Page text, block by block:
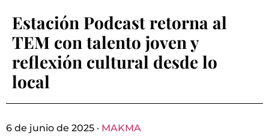
Estación Podcast retorna al
TEM con talento joven y
reflexión cultural desde lo
local
6 de junio de 2025 · MAKMA